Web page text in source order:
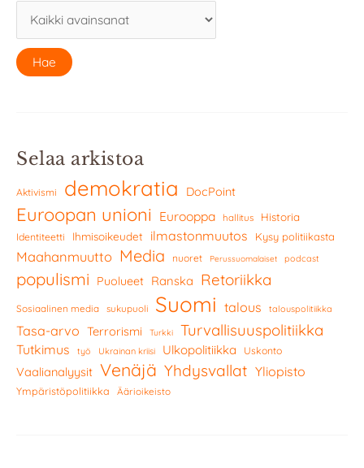
Selaa arkistoa
Aktivismi demokratia DocPoint
Euroopan unioni Eurooppa hallitus Historia
Identiteetti Ihmisoikeudet ilmastonmuutos Kysy politiikasta
Maahanmuutto Media nuoret Perussuomalaiset podcast
populismi Puolueet Ranska Retoriikka
Sosiaalinen media sukupuoli Suomi talous talouspolitiikka
Tasa-arvo Terrorismi Turkki Turvallisuuspolitiikka
Tutkimus työ Ukrainan kriisi Ulkopolitiikka Uskonto
Vaalianalyysit Venäjä Yhdysvallat Yliopisto
Ympäristöpolitiikka Äärioikeisto